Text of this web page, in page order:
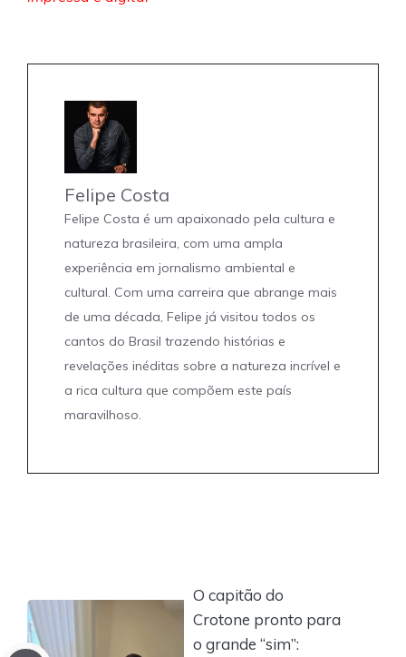
Felipe Costa
Felipe Costa é um apaixonado pela cultura e
natureza brasileira, com uma ampla
experiência em jornalismo ambiental e
cultural. Com uma carreira que abrange mais
de uma década, Felipe já visitou todos os
cantos do Brasil trazendo histórias e
revelações inéditas sobre a natureza incrível e
a rica cultura que compõem este país
maravilhoso.
O capitão do
Crotone pronto para
o grande “sim”: